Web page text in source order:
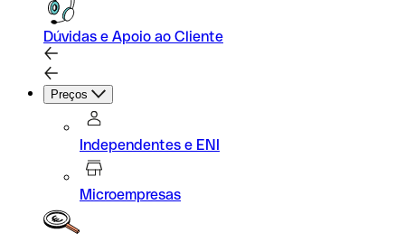
Dúvidas e Apoio ao Cliente
Preços
Independentes e ENI
Microempresas